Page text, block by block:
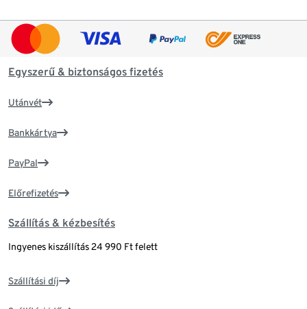
Egyszerű & biztonságos fizetés
Utánvét
Bankkártya
PayPal
Előrefizetés
Szállítás & kézbesítés
Ingyenes kiszállítás 24 990 Ft felett
Szállítási díj